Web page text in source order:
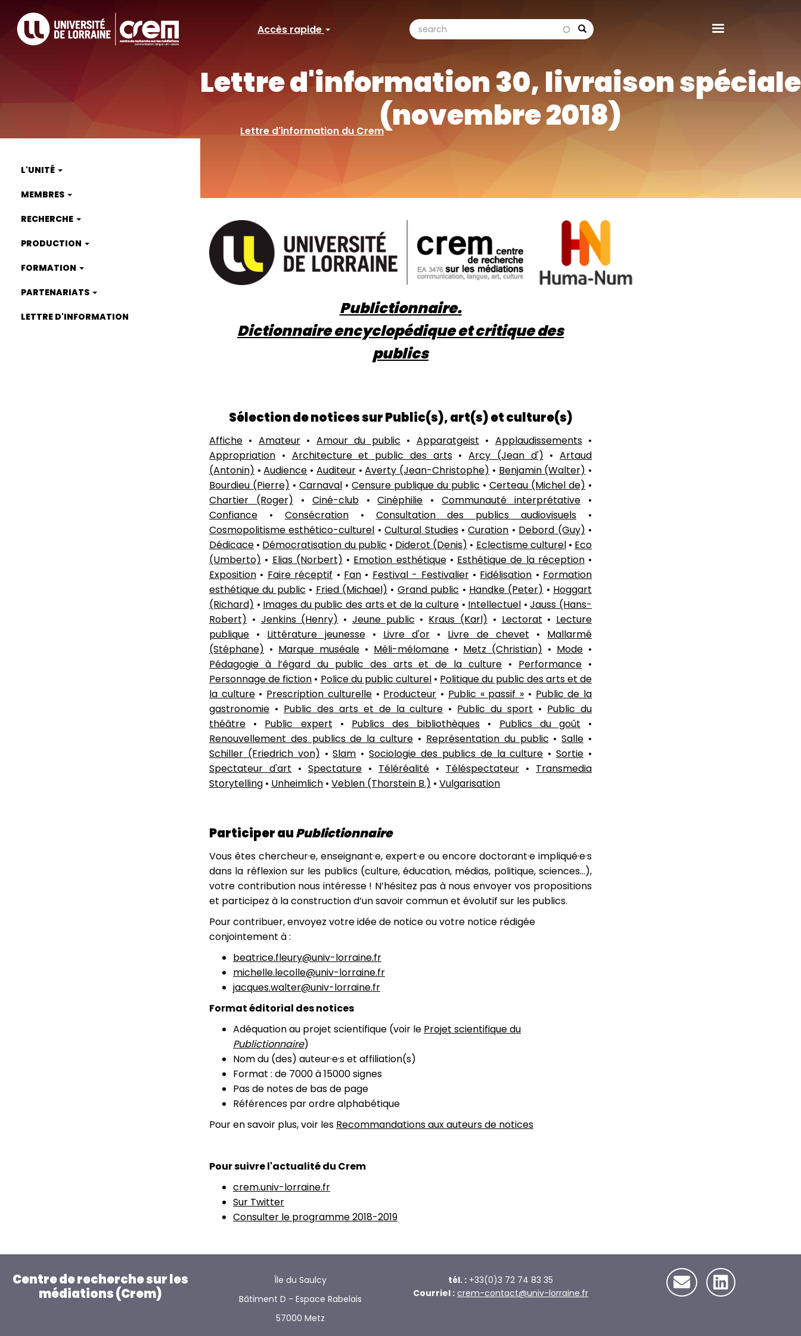
contenu
Accès
Accès rapide
Search
search search
Lettre d'information 30, livraison spéciale
(novembre 2018)
Lettre d'information du Crem
L'UNITÉ
MEMBRES
RECHERCHE
PRODUCTION
FORMATION
PARTENARIATS
LETTRE D'INFORMATION
Publictionnaire.
Dictionnaire encyclopédique et critique des
publics
Sélection de notices sur Public(s), art(s) et culture(s)
Affiche • Amateur• Amour du public • Apparatgeist • Applaudissements•
Appropriation • Architecture et public des arts• Arcy (Jean d') • Artaud
(Antonin) •Audience • Auditeur•Averty (Jean-Christophe) • Benjamin (Walter) •
Bourdieu (Pierre) • Carnaval • Censure publique du public • Certeau (Michel de) •
Chartier (Roger) • Ciné-club•Cinéphilie •Communauté interprétative •
Confiance • Consécration• Consultation des publics audiovisuels •
Cosmopolitisme esthético-culturel •Cultural Studies•Curation • Debord (Guy) •
Dédicace • Démocratisation du public • Diderot (Denis) • Eclectisme culturel• Eco
(Umberto) • Elias (Norbert) • Emotion esthétique• Esthétique de la réception•
Exposition • Faire réceptif • Fan• Festival - Festivalier• Fidélisation • Formation
esthétique du public • Fried (Michael) • Grand public • Handke (Peter) • Hoggart
(Richard) • Images du public des arts et de la culture • Intellectuel •Jauss (Hans-
Robert) • Jenkins (Henry) • Jeune public • Kraus (Karl) • Lectorat • Lecture
publique • Littérature jeunesse• Livre d'or • Livre de chevet • Mallarmé
(Stéphane) • Marque muséale • Méli-mélomane • Metz (Christian) • Mode •
Pédagogie à l’égard du public des arts et de la culture • Performance •
Personnage de fiction • Police du public culturel• Politique du public des arts et de
la culture• Prescription culturelle• Producteur • Public « passif » • Public de la
gastronomie • Public des arts et de la culture • Public du sport • Public du
théâtre • Public expert • Publics des bibliothèques • Publics du goût •
Renouvellement des publics de la culture • Représentation du public •Salle •
Schiller (Friedrich von) •Slam •Sociologie des publics de la culture •Sortie •
Spectateur d'art • Spectature • Téléréalité • Téléspectateur • Transmedia
Storytelling • Unheimlich • Veblen (Thorstein B.) • Vulgarisation
Participer auPublictionnaire
Vous êtes chercheur·e, enseignant·e, expert·e ou encore doctorant·e impliqué·e·s
dans la réflexion sur les publics (culture, éducation, médias, politique, sciences…),
votre contribution nous intéresse ! N’hésitez pas à nous envoyer vos propositions
et participez à la construction d’un savoir commun et évolutif sur les publics.
Pour contribuer, envoyez votre idée de notice ou votre notice rédigée
conjointement à :
beatrice.fleury@univ-lorraine.fr
michelle.lecolle@univ-lorraine.fr
jacques.walter@univ-lorraine.fr
Format éditorial des notices
Adéquation au projet scientifique (voir le Projet scientifique du
Publictionnaire)
Nom du (des) auteur·e·s et affiliation(s)
Format : de 7000 à 15000 signes
Pas de notes de bas de page
Références par ordre alphabétique
Pour en savoir plus, voir les Recommandations aux auteurs de notices
Pour suivre l'actualité du Crem
crem.univ-lorraine.fr
Sur Twitter
Consulter le programme 2018-2019
Centre de recherche sur les
médiations (Crem)
Île du Saulcy
Bâtiment D - Espace Rabelais
57000 Metz
tél. : +33(0)3 72 74 83 35
Courriel : crem-contact@univ-lorraine.fr